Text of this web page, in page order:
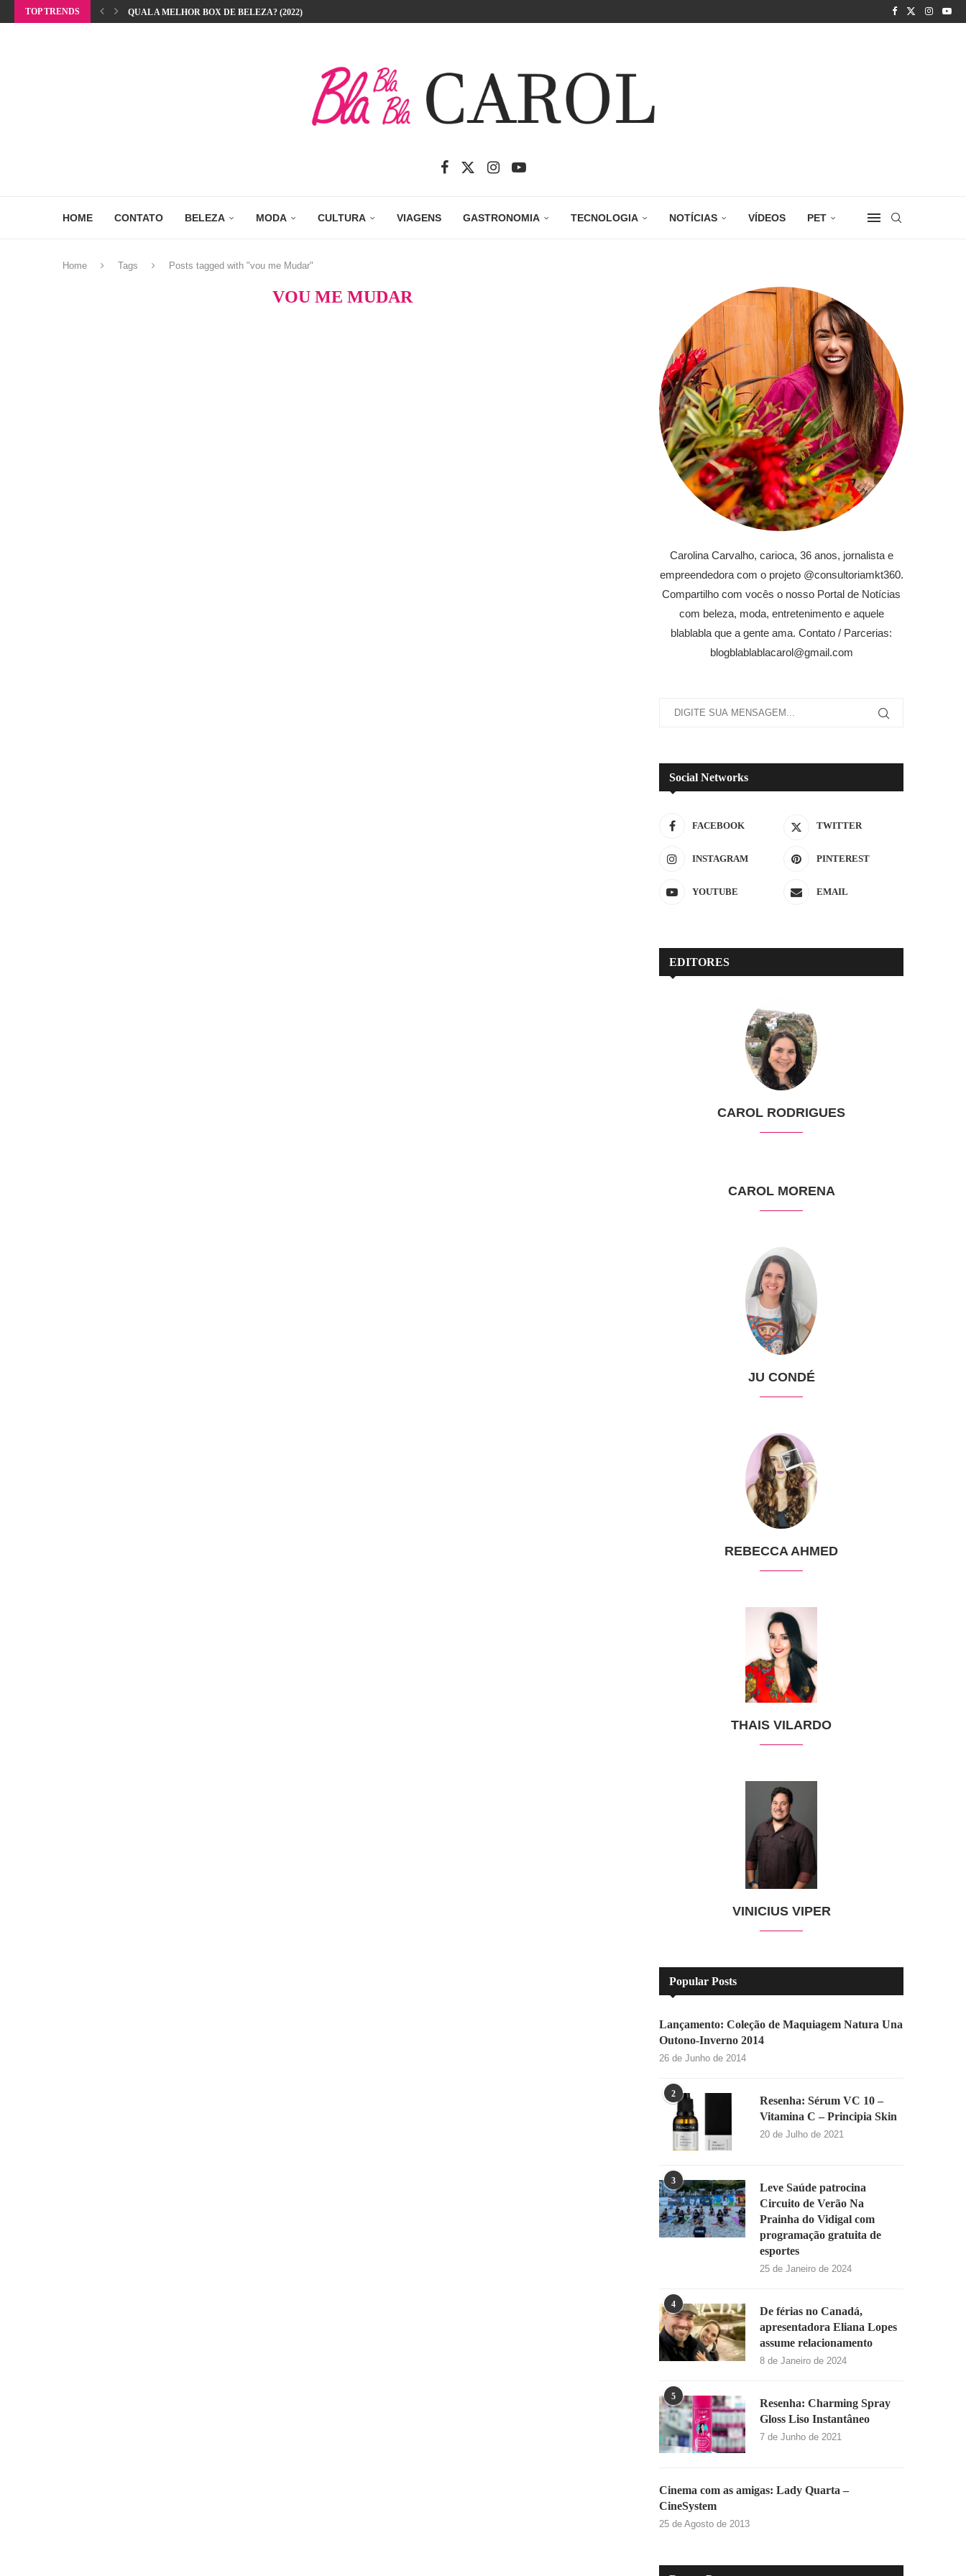
TOP TRENDS QUAL A MELHOR BOX DE BELEZA? (2022)
HOME CONTATO BELEZA MODA CULTURA VIAGENS GASTRONOMIA TECNOLOGIA NOTÍCIAS VÍDEOS PET
Home Tags Posts tagged with "vou me Mudar"
VOU ME MUDAR
Carolina Carvalho, carioca, 36 anos, jornalista e
empreendedora com o projeto @consultoriamkt360.
Compartilho com vocês o nosso Portal de Notícias
com beleza, moda, entretenimento e aquele
blablabla que a gente ama. Contato / Parcerias:
blogblablablacarol@gmail.com
Social Networks
FACEBOOK TWITTER
INSTAGRAM PINTEREST
YOUTUBE EMAIL
EDITORES
CAROL RODRIGUES
CAROL MORENA
JU CONDÉ
REBECCA AHMED
THAIS VILARDO
VINICIUS VIPER
Popular Posts
Lançamento: Coleção de Maquiagem Natura Una
Outono-Inverno 2014
26 de Junho de 2014
2
Resenha: Sérum VC 10 –
Vitamina C – Principia Skin
20 de Julho de 2021
3
Leve Saúde patrocina
Circuito de Verão Na
Prainha do Vidigal com
programação gratuita de
esportes
25 de Janeiro de 2024
4
De férias no Canadá,
apresentadora Eliana Lopes
assume relacionamento
8 de Janeiro de 2024
5
Resenha: Charming Spray
Gloss Liso Instantâneo
7 de Junho de 2021
Cinema com as amigas: Lady Quarta –
CineSystem
25 de Agosto de 2013